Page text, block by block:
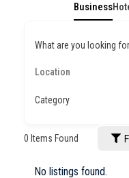
Business
What are you looking
Category
0 Items Found
No listings found.